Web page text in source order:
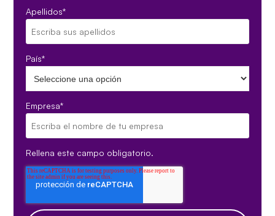
Apellidos*
País*
Empresa*
Rellena este campo obligatorio.